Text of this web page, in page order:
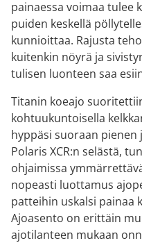
painaessa voimaa tulee
puiden keskellä
kunnioittaa. Rajusta
kuitenkin nöyrä ja
tulisen luonteen saa
Titanin koeajo
kohtuukuntoisella
hyppäsi suoraan
Polaris XCR:n selästä,
ohjaimissa
nopeasti luottamus
patteihin uskalsi painaa
Ajoasento on erittäin
ajotilanteen mukaan